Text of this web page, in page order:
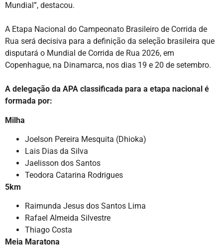
Mundial”, destacou.
A Etapa Nacional do Campeonato Brasileiro de Corrida de
Rua será decisiva para a definição da seleção brasileira que
disputará o Mundial de Corrida de Rua 2026, em
Copenhague, na Dinamarca, nos dias 19 e 20 de setembro.
A delegação da APA classificada para a etapa nacional é
formada por:
Milha
Joelson Pereira Mesquita (Dhioka)
Lais Dias da Silva
Jaelisson dos Santos
Teodora Catarina Rodrigues
5km
Raimunda Jesus dos Santos Lima
Rafael Almeida Silvestre
Thiago Costa
Meia Maratona